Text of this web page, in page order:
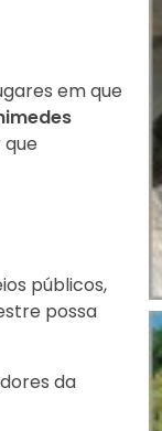
em que
públicos,
possa
da